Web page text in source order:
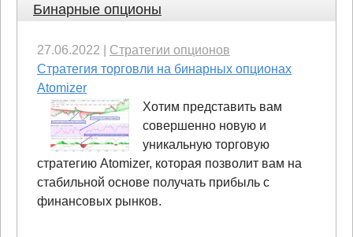
Бинарные опционы
27.06.2022
Стратегии опционов
Стратегия торговли на бинарных опционах
Atomizer
Хотим представить вам
совершенно новую и
уникальную торговую
стратегию Atomizer, которая позволит вам на
стабильной основе получать прибыль с
финансовых рынков.